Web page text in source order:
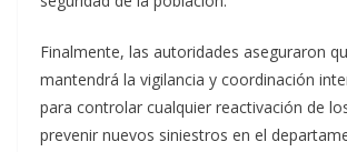
Finalmente, las autoridades aseguraron
mantendrá la vigilancia y coordinación
para controlar cualquier reactivación de
prevenir nuevos siniestros en el